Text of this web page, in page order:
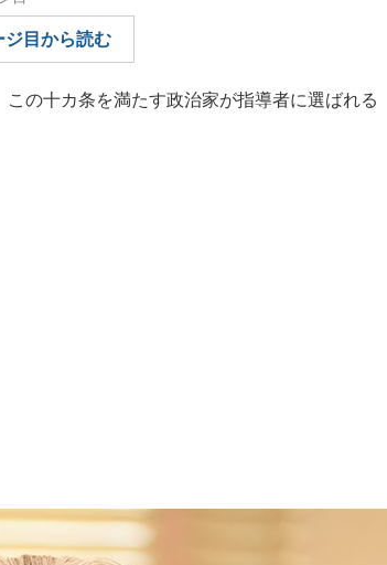
ジ目から読む
の十カ条を満たす政治家が指導者に選ばれる